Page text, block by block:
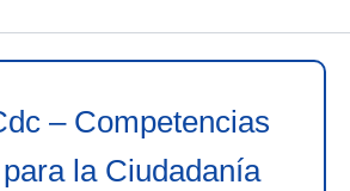
– Competencias
la Ciudadanía